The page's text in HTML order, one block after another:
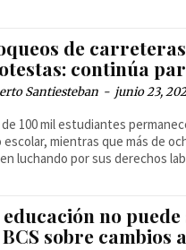
de
continúa
Santiesteban - junio 23,
de 100 mil estudiantes
escolar, mientras que más de
luchando por sus derechos
educación no
sobre cambios